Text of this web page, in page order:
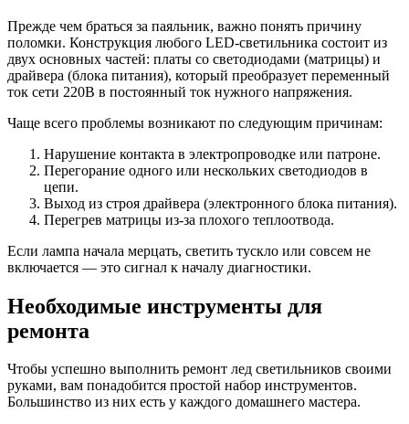
Прежде чем браться за паяльник, важно понять причину
поломки. Конструкция любого LED-светильника состоит из
двух основных частей: платы со светодиодами (матрицы) и
драйвера (блока питания), который преобразует переменный
ток сети 220В в постоянный ток нужного напряжения.
Чаще всего проблемы возникают по следующим причинам:
Нарушение контакта в электропроводке или патроне.
Перегорание одного или нескольких светодиодов в
цепи.
Выход из строя драйвера (электронного блока питания).
Перегрев матрицы из-за плохого теплоотвода.
Если лампа начала мерцать, светить тускло или совсем не
включается — это сигнал к началу диагностики.
Необходимые инструменты для
ремонта
Чтобы успешно выполнить ремонт лед светильников своими
руками, вам понадобится простой набор инструментов.
Большинство из них есть у каждого домашнего мастера.